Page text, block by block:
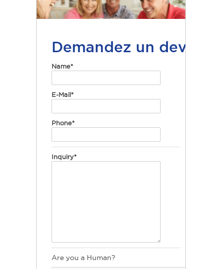
Demandez un devis
Name*
E-Mail*
Phone*
Inquiry*
Are you a Human?